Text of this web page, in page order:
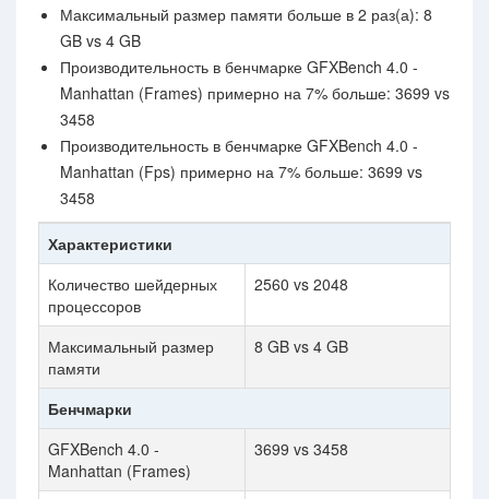
Максимальный размер памяти больше в 2 раз(а): 8
GB vs 4 GB
Производительность в бенчмарке GFXBench 4.0 -
Manhattan (Frames) примерно на 7% больше: 3699 vs
3458
Производительность в бенчмарке GFXBench 4.0 -
Manhattan (Fps) примерно на 7% больше: 3699 vs
3458
Характеристики
Количество шейдерных
процессоров
2560 vs 2048
Максимальный размер
памяти
8 GB vs 4 GB
Бенчмарки
GFXBench 4.0 -
Manhattan (Frames)
3699 vs 3458